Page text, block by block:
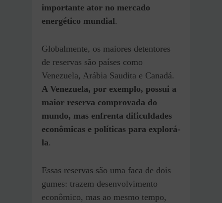
importante ator no mercado
energético mundial.
Globalmente, os maiores detentores
de reservas são países como
Venezuela, Arábia Saudita e Canadá.
A Venezuela, por exemplo, possui a
maior reserva comprovada do
mundo, mas enfrenta dificuldades
econômicas e políticas para explorá-
la.
Essas reservas são uma faca de dois
gumes: trazem desenvolvimento
econômico, mas ao mesmo tempo,